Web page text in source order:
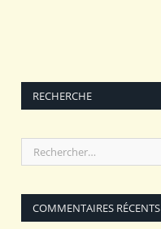
RECHERCHE
COMMENTAIRES RÉCENTS